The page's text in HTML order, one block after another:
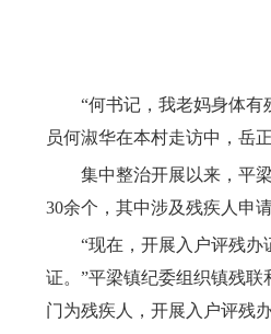
“何书记，我老妈身体有残
员何淑华在本村走访中，岳
集中整治开展以来，平梁
30余个，其中涉及残疾人申
“现在，开展入户评残办证
证。”平梁镇纪委组织镇残
门为残疾人，开展入户评残办